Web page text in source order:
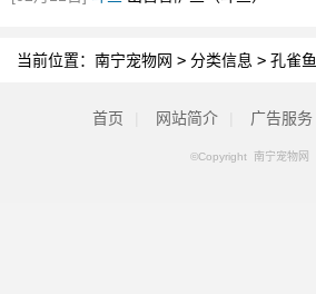
当前位置： 南宁宠物网 > 分类信息 > 孔雀鱼
首页 网站简介 广告服务
©Copyright 南宁宠物网